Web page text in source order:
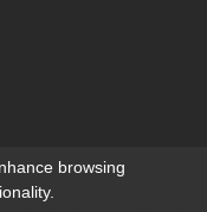
browsing